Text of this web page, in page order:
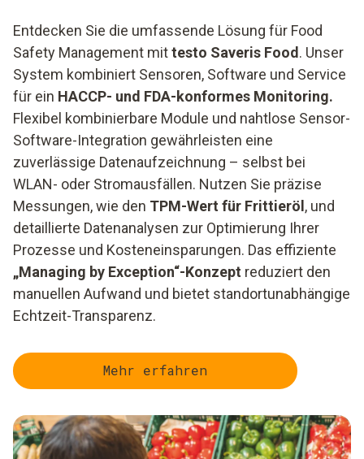
Entdecken Sie die umfassende Lösung für Food
Safety Management mittesto Saveris Food. Unser
System kombiniert Sensoren, Software und Service
für ein HACCP- und FDA-konformes Monitoring.
Flexibel kombinierbare Module und nahtlose Sensor-
Software-Integration gewährleisten eine
zuverlässige Datenaufzeichnung – selbst bei
WLAN- oder Stromausfällen. Nutzen Sie präzise
Messungen, wie den TPM-Wert für Frittieröl, und
detaillierte Datenanalysen zur Optimierung Ihrer
Prozesse und Kosteneinsparungen. Das effiziente
„Managing by Exception“-Konzept reduziert den
manuellen Aufwand und bietet standortunabhängige
Echtzeit-Transparenz.
Mehr erfahren